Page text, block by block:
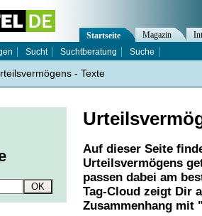
Auf dieser Seite
Urteilsvermögens
passen dabei am
Tag-Cloud zeigt Dir
Zusammenhang mit
Startseite Magazin
Sucht Suchtberatung Suche
- Texte